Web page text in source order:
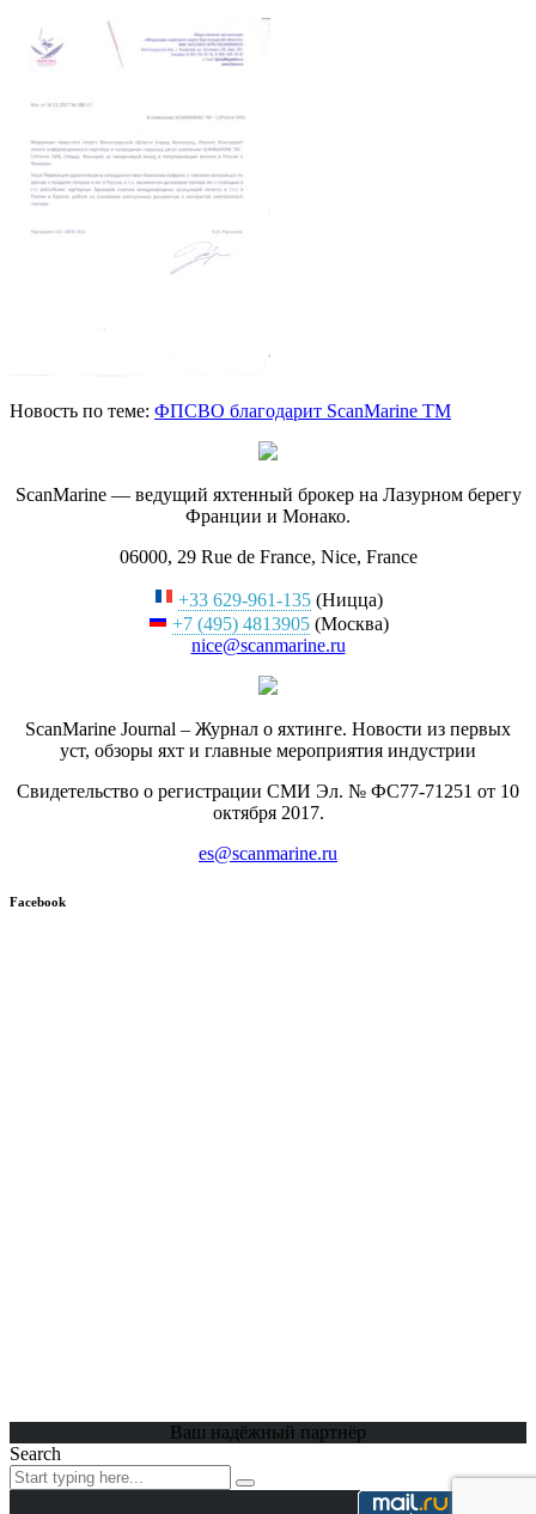
Новость по теме: ФПСВО благодарит ScanMarine TM
ScanMarine — ведущий яхтенный брокер на Лазурном берегу
Франции и Монако.
06000, 29 Rue de France, Nice, France
+33 629-961-135(Ницца)
+7 (495) 4813905(Москва)
nice@scanmarine.ru
ScanMarine Journal – Журнал о яхтинге. Новости из первых
уст, обзоры яхт и главные мероприятия индустрии
Свидетельство о регистрации СМИ Эл. № ФС77-71251 от 10
октября 2017.
es@scanmarine.ru
Facebook
Ваш надёжный партнёр
Search